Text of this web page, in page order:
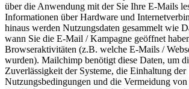
über die Anwendung mit der Sie Ihre E-Mails
Informationen über Hardware und
hinaus werden Nutzungsdaten gesammelt wie
wann Sie die E-Mail / Kampagne geöffnet
Browseraktivitäten (z.B. welche E-Mails /
wurden). Mailchimp benötigt diese Daten, um
Zuverlässigkeit der Systeme, die Einhaltung der
Nutzungsbedingungen und die Vermeidung